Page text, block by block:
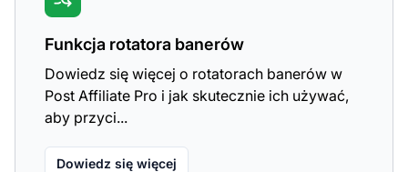
Funkcja rotatora banerów
Dowiedz się więcej o rotatorach banerów w
Post Affiliate Pro i jak skutecznie ich używać,
aby przyci...
Dowiedz się więcej